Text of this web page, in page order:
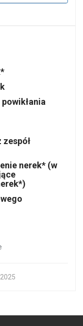
zespół
nerek* (w